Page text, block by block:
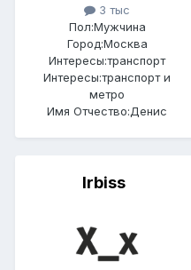
3 тыс
Пол:Мужчина
Город:Москва
Интересы:транспорт
Интересы:транспорт и
метро
Имя Отчество:Денис
Irbiss